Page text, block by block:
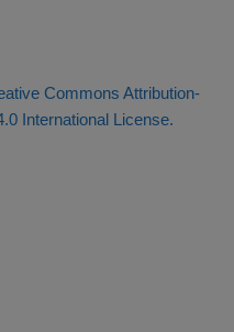
Commons Attribution-
International License.